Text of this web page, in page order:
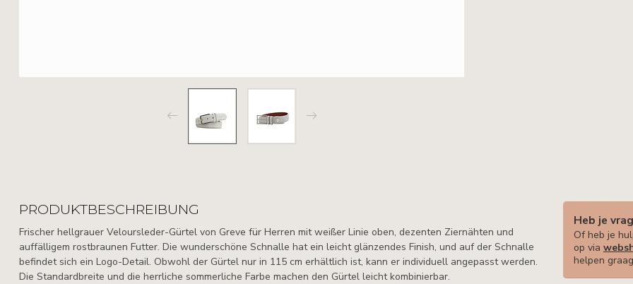
PRODUKTBESCHREIBUNG
Frischer hellgrauer Veloursleder-Gürtel von Greve für Herren mit weißer Linie oben, dezenten Ziernähten und
auffälligem rostbraunen Futter. Die wunderschöne Schnalle hat ein leicht glänzendes Finish, und auf der Schnalle
befindet sich ein Logo-Detail. Obwohl der Gürtel nur in 115 cm erhältlich ist, kann er individuell angepasst werden.
Die Standardbreite und die herrliche sommerliche Farbe machen den Gürtel leicht kombinierbar.
Heb je
Of heb je
op via
helpen